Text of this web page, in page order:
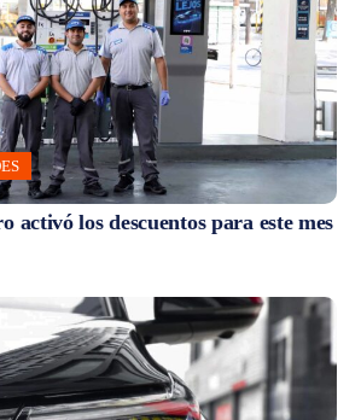
activó los descuentos para este mes